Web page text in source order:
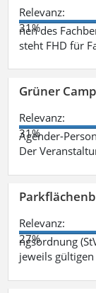
Relevanz:
31%
nen des
steht FHD für
Grüner
Relevanz:
31%
Agender-
Der
Relevanz:
27%
ngsordnung
jeweils